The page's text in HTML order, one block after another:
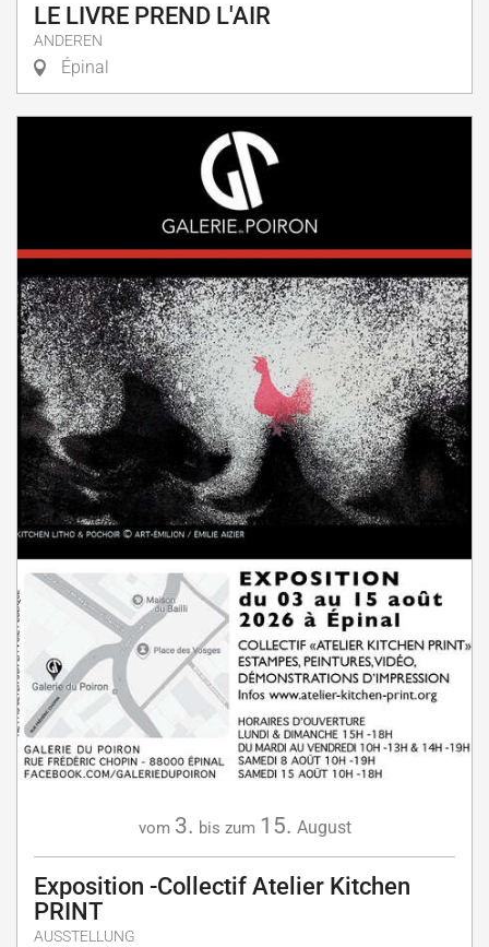
LE LIVRE PREND L'AIR
ANDEREN
Épinal
vom 3. bis zum 15. August
Exposition -Collectif Atelier Kitchen
PRINT
AUSSTELLUNG